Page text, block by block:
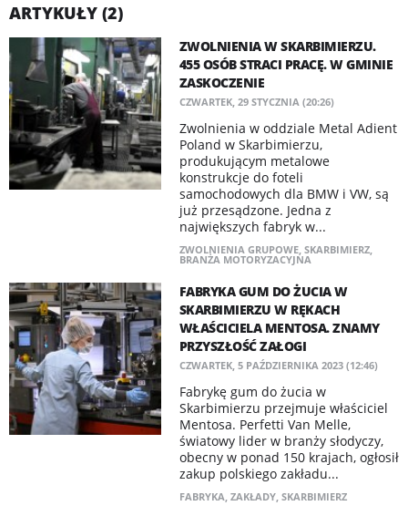
ARTYKUŁY (2)
ZWOLNIENIA W SKARBIMIERZU.
455 OSÓB STRACI PRACĘ. W GMINIE
ZASKOCZENIE
CZWARTEK, 29 STYCZNIA (20:26)
Zwolnienia w oddziale Metal Adient
Poland w Skarbimierzu,
produkującym metalowe
konstrukcje do foteli
samochodowych dla BMW i VW, są
już przesądzone. Jedna z
największych fabryk w...
ZWOLNIENIA GRUPOWE, SKARBIMIERZ,
BRANŻA MOTORYZACYJNA
FABRYKA GUM DO ŻUCIA W
SKARBIMIERZU W RĘKACH
WŁAŚCICIELA MENTOSA. ZNAMY
PRZYSZŁOŚĆ ZAŁOGI
CZWARTEK, 5 PAŹDZIERNIKA 2023 (12:46)
Fabrykę gum do żucia w
Skarbimierzu przejmuje właściciel
Mentosa. Perfetti Van Melle,
światowy lider w branży słodyczy,
obecny w ponad 150 krajach, ogłosił
zakup polskiego zakładu...
FABRYKA, ZAKŁADY, SKARBIMIERZ